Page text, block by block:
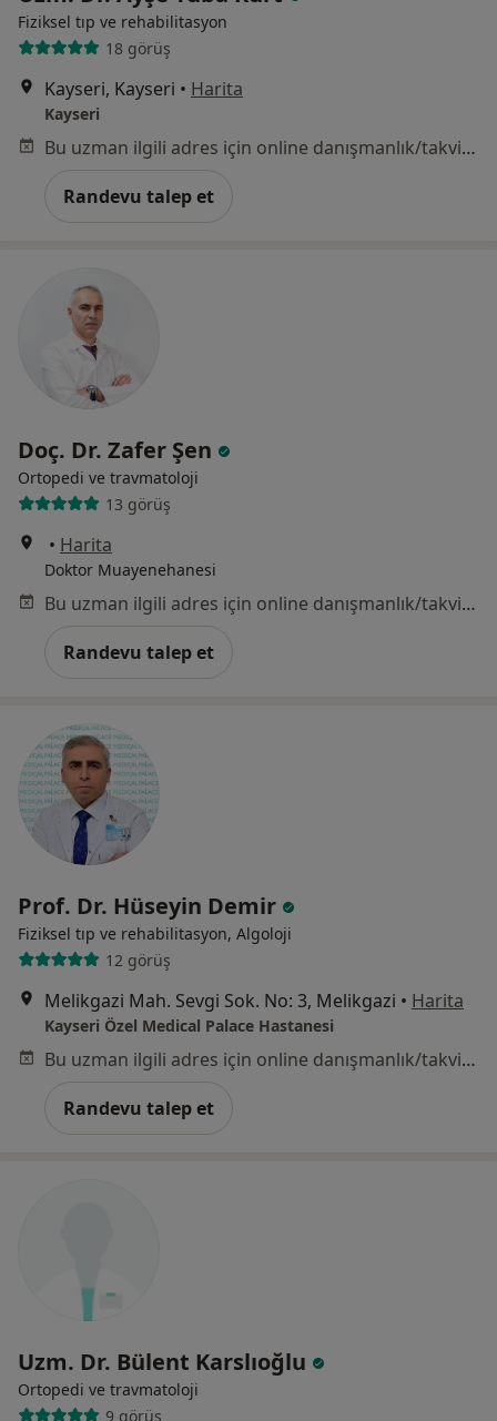
Fiziksel tıp ve rehabilitasyon
18 görüş
Kayseri, Kayseri • Harita
Kayseri
Bu uzman ilgili adres için online danışmanlık/takvim sunmuyor.
Randevu talep et
Doç. Dr. Zafer Şen
Ortopedi ve travmatoloji
13 görüş
• Harita
Doktor Muayenehanesi
Bu uzman ilgili adres için online danışmanlık/takvim sunmuyor.
Randevu talep et
Prof. Dr. Hüseyin Demir
Fiziksel tıp ve rehabilitasyon, Algoloji
12 görüş
Melikgazi Mah. Sevgi Sok. No: 3, Melikgazi • Harita
Kayseri Özel Medical Palace Hastanesi
Bu uzman ilgili adres için online danışmanlık/takvim sunmuyor.
Randevu talep et
Uzm. Dr. Bülent Karslıoğlu
Ortopedi ve travmatoloji
9 görüş